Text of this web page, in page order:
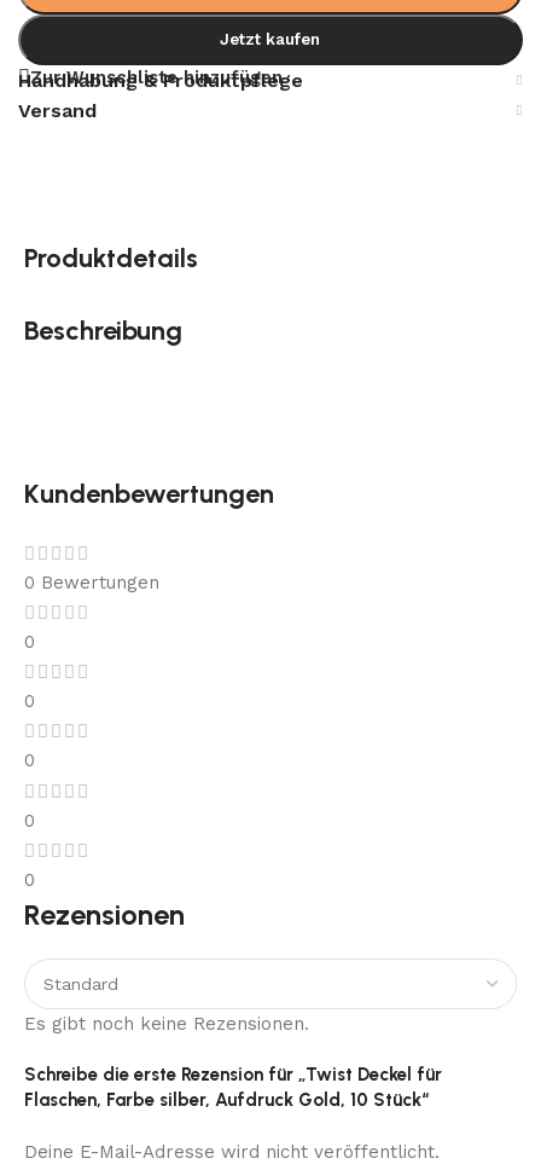
Jetzt kaufen
Zur Wunschliste hinzufügen
Handhabung & Produktpflege
Versand
Produktdetails
Beschreibung
Kundenbewertungen
0 Bewertungen
0
0
0
0
0
Rezensionen
Es gibt noch keine Rezensionen.
Schreibe die erste Rezension für „Twist Deckel für
Flaschen, Farbe silber, Aufdruck Gold, 10 Stück“
Deine E-Mail-Adresse wird nicht veröffentlicht.